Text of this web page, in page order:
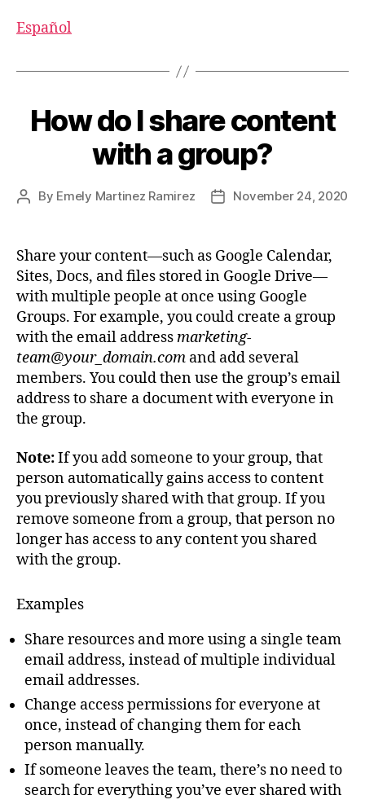
Español
How do I share content
with a group?
By Emely Martinez Ramirez November 24, 2020
Share your content—such as Google Calendar,
Sites, Docs, and files stored in Google Drive—
with multiple people at once using Google
Groups. For example, you could create a group
with the email addressmarketing-
team@your_domain.com and add several
members. You could then use the group’s email
address to share a document with everyone in
the group.
Note:If you add someone to your group, that
person automatically gains access to content
you previously shared with that group. If you
remove someone from a group, that person no
longer has access to any content you shared
with the group.
Examples
Share resources and more using a single team
email address, instead of multiple individual
email addresses.
Change access permissions for everyone at
once, instead of changing them for each
person manually.
If someone leaves the team, there’s no need to
search for everything you’ve ever shared with